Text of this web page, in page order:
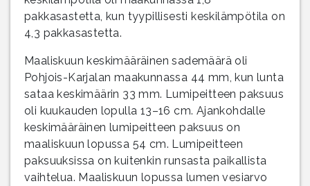
pakkasastetta, kun tyypillisesti keskilämpötila on
4,3 pakkasastetta.
Maaliskuun keskimääräinen sademäärä oli
Pohjois-Karjalan maakunnassa 44 mm, kun lunta
sataa keskimäärin 33 mm. Lumipeitteen paksuus
oli kuukauden lopulla 13–16 cm. Ajankohdalle
keskimääräinen lumipeitteen paksuus on
maaliskuun lopussa 54 cm. Lumipeitteen
paksuuksissa on kuitenkin runsasta paikallista
vaihtelua. Maaliskuun lopussa lumen vesiarvo